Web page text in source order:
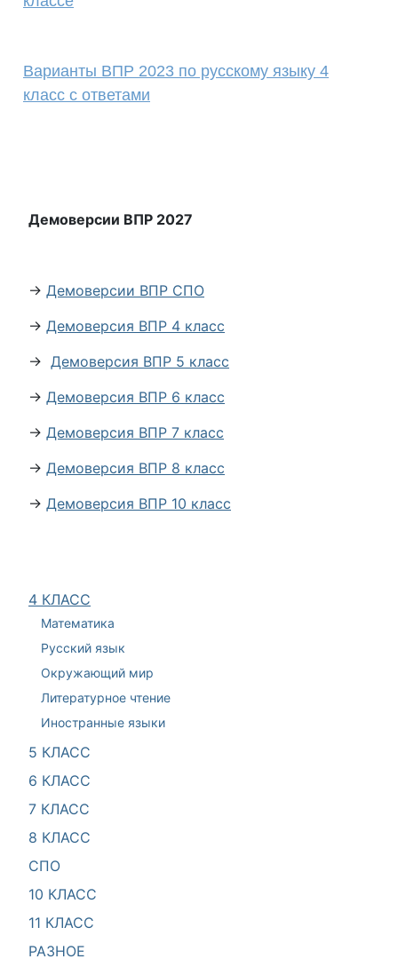
4 КЛАСС
Математика
Русский язык
Окружающий мир
Литературное чтение
Иностранные языки
5 КЛАСС
6 КЛАСС
7 КЛАСС
8 КЛАСС
СПО
10 КЛАСС
11 КЛАСС
РАЗНОЕ
Варианты ВПР 2023 по русскому языку 4
класс с ответами
Демоверсии ВПР 2027
→ Демоверсии ВПР СПО
→ Демоверсия ВПР 4 класс
→ Демоверсия ВПР 5 класс
→ Демоверсия ВПР 6 класс
→ Демоверсия ВПР 7 класс
→ Демоверсия ВПР 8 класс
→ Демоверсия ВПР 10 класс